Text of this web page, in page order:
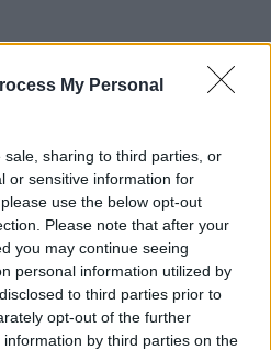
My Personal
sharing to third parties, or
or sensitive information for
use the below opt-out
Please note that after your
you may continue seeing
personal information utilized by
to third parties prior to
opt-out of the further
by third parties on the